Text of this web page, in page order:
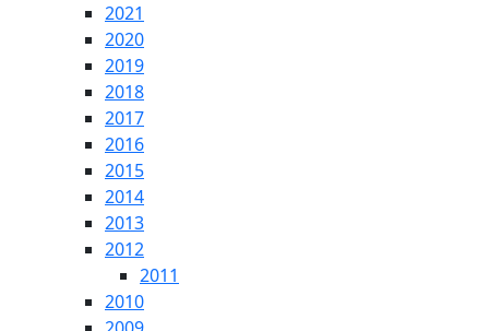
2021
2020
2019
2018
2017
2016
2015
2014
2013
2012
2011
2010